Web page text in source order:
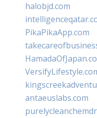
halobjd.com
PikaPikaApp.com
antaeuslabs.com